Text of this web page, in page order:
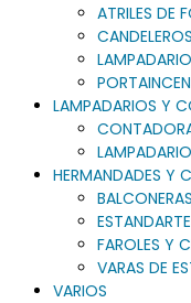
ATRILES DE
LAMPADARIOS Y
HERMANDADES Y
FAROLES Y
VARAS DE
VARIOS